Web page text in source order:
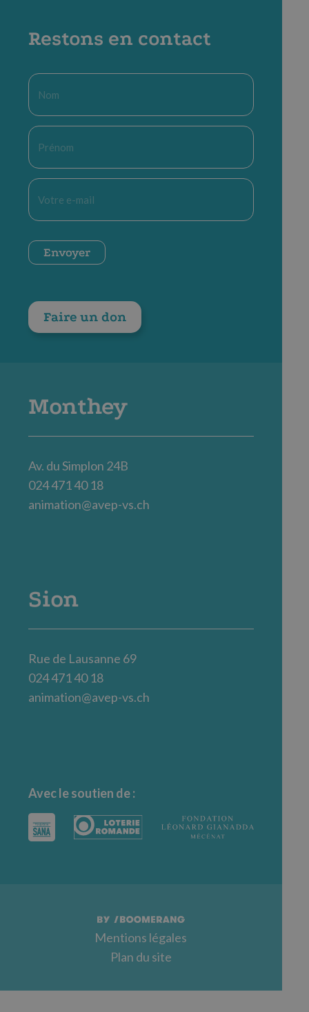
Restons en contact
Nom
Prénom
E-
mail
CAPTCHA
Envoyer
Faire un don
Monthey
Av. du Simplon 24B
024 471 40 18
animation@avep-vs.ch
Sion
Rue de Lausanne 69
024 471 40 18
animation@avep-vs.ch
Avec le soutien de :
Mentions légales
Plan du site